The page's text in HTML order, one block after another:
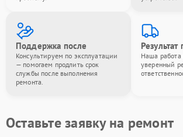
Поддержка после
Консультируем по эксплуатации
— помогаем продлить срок
службы после выполнения
ремонта.
Наша работа
уверенный
Оставьте заявку на ремонт